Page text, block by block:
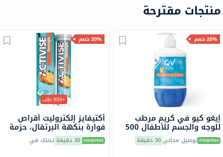
منتجات مقترحة
20% خصم
إيغو كيو في كريم مرطب
للوجه والجسم للأطفال 500
جرام توصيل مجاني30 دقيقة
20% خصم
+900 طلب
أكتيفايز إلكتروليت أقراص
فوارة بنكهة البرتقال، حزمة
من 20 30 دقيقة تصلك في